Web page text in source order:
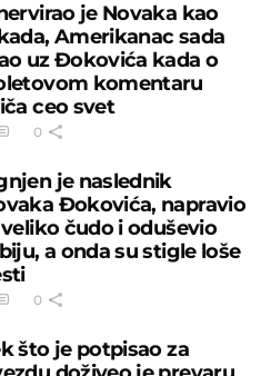
je Novaka kao
Amerikanac sada
uz Đokovića kada o
komentaru
ceo svet
0
je naslednik
Đokovića, napravio
čudo i oduševio
a onda su stigle loše
0
što je potpisao za